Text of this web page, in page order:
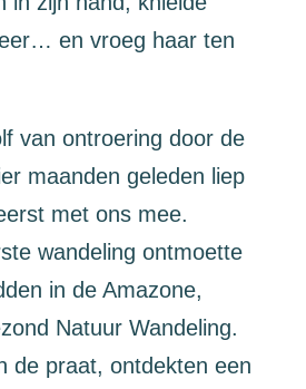
en vroeg haar ten
van ontroering door de
maanden geleden liep
met ons mee.
wandeling ontmoette
in de Amazone,
Natuur Wandeling.
de praat, ontdekten een